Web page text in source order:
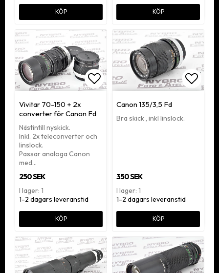
KÖP KÖP
Lägg till i favoritlistan
Vivitar 70-150 + 2x
converter för Canon Fd
Nästintill nyskick.
Inkl. 2x teleconverter och
linslock.
Passar analoga Canon
med…
250 SEK
I lager: 1
1-2 dagars leveranstid
KÖP
Lägg
Canon 135/3,5 Fd
Bra skick , inkl linslock.
350 SEK
I lager: 1
1-2 dagars leveranstid
KÖP